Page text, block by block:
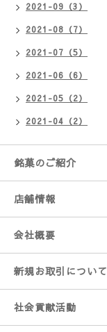
2021-09（3）
2021-08（7）
2021-07（5）
2021-06（6）
2021-05（2）
2021-04（2）
銘菓のご紹介
店舗情報
会社概要
新規お取引について
社会貢献活動